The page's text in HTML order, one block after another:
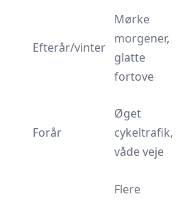
Efterår/vinter
Mørke
morgener,
glatte
fortove
Forår
Øget
cykeltrafik,
våde veje
Flere